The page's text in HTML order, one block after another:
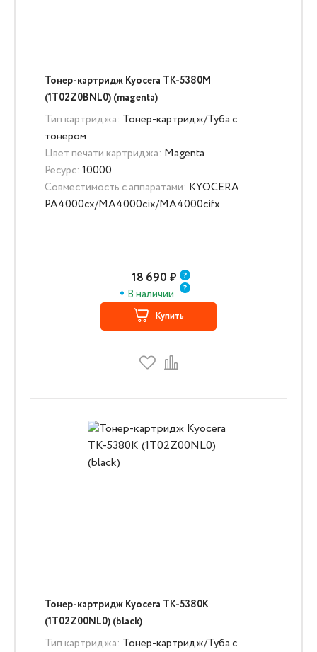
Тонер-картридж Kyocera TK-5380M
(1T02Z0BNL0) (magenta)
Тип картриджа: Тонер-картридж/Туба с
тонером
Цвет печати картриджа: Magenta
Ресурс: 10000
Совместимость с аппаратами: KYOCERA
PA4000cx/MA4000cix/MA4000cifx
18 690 ₽
В наличии
Купить
Тонер-картридж Kyocera TK-5380K
(1T02Z00NL0) (black)
Тип картриджа: Тонер-картридж/Туба с